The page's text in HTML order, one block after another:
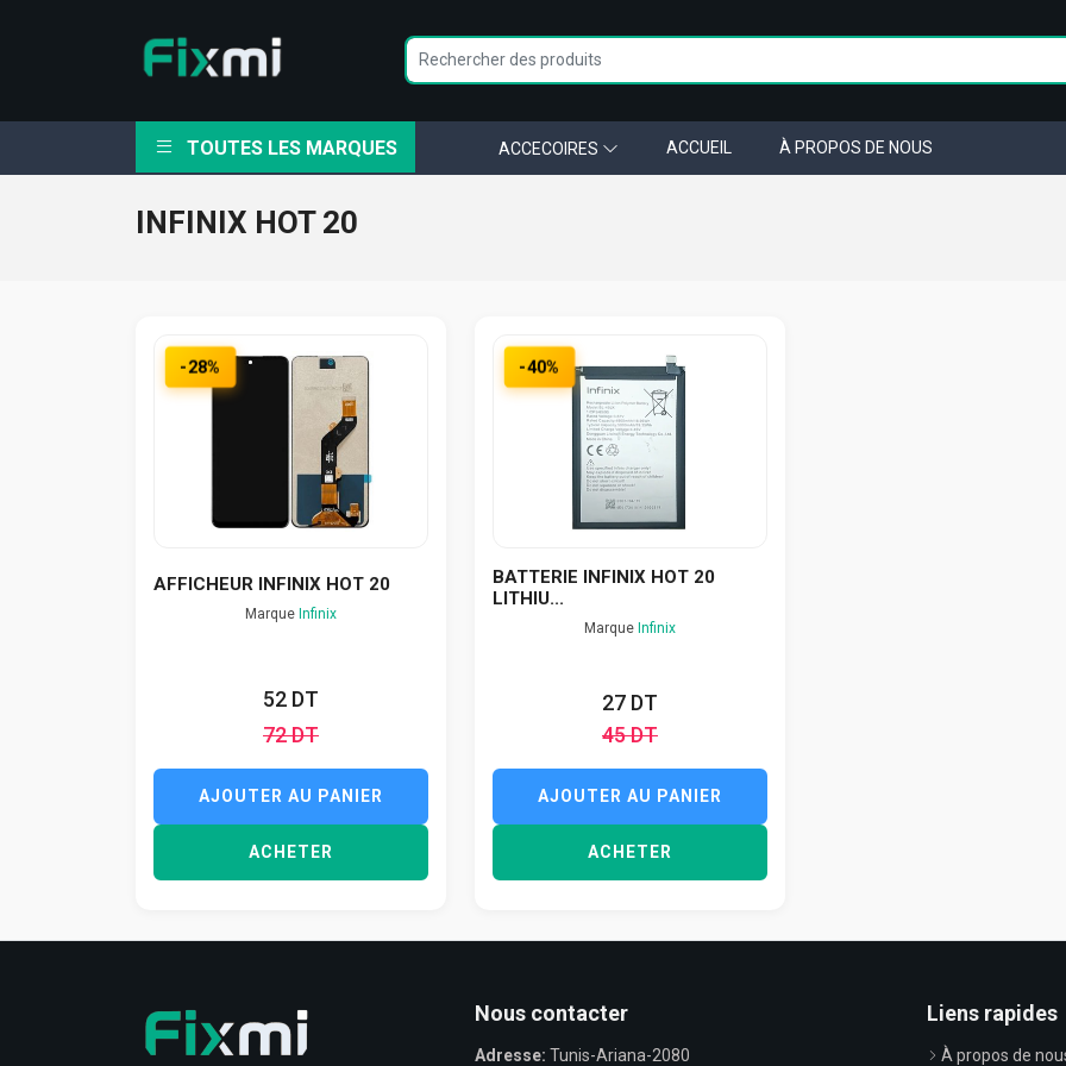
TOUTES LES MARQUES ACCECOIRES ACCUEIL À PROPOS DE NOUS
INFINIX HOT 20
-28%
AFFICHEUR INFINIX HOT 20
Marque Infinix
52 DT
72 DT
AJOUTER AU PANIER
ACHETER
-40%
BATTERIE INFINIX HOT 20
LITHIU...
Marque Infinix
27 DT
45 DT
AJOUTER AU PANIER
ACHETER
Nous contacter
Adresse: Tunis-Ariana-2080
Liens rapides
À propos de